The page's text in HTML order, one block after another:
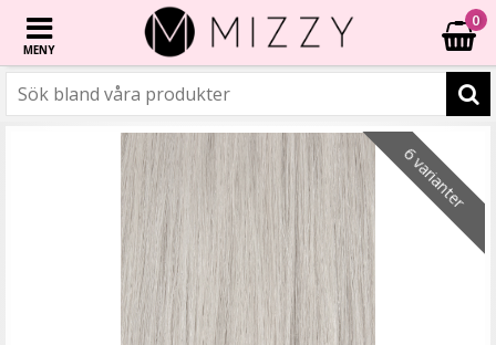
MENY
0
6 varianter
6 varianter
2 varianter
4 varianter
6 varianter